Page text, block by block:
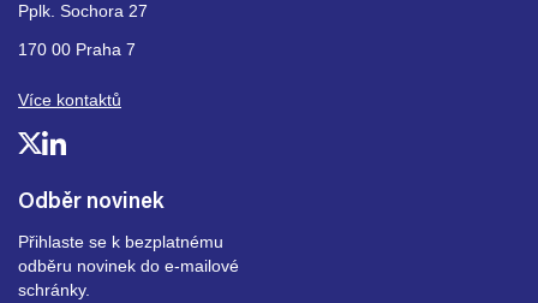
Odběr novinek
Přihlaste se k bezplatnému
odběru novinek do e-mailové
schránky.
Pplk. Sochora 27
170 00 Praha 7
Více kontaktů